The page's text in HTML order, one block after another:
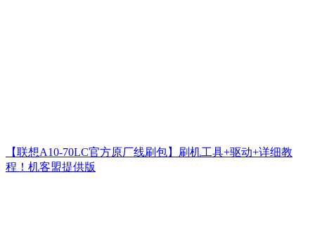
【联想A10-70LC官方原厂线刷包】刷机工具+驱动+详细教
程！机客盟提供版